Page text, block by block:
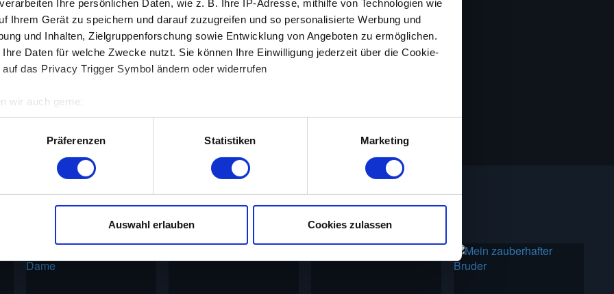
verarbeiten Ihre persönlichen Daten, wie z. B. Ihre IP-Adresse, mithilfe von Technologien wie
Ihrem Gerät zu speichern und darauf zuzugreifen und so personalisierte Werbung und
und Inhalten, Zielgruppenforschung sowie Entwicklung von Angeboten zu ermöglichen.
Daten für welche Zwecke nutzt. Sie können Ihre Einwilligung jederzeit über die Cookie-
das Privacy Trigger Symbol ändern oder widerrufen
wir auch gerne:
geografische Lage erfassen, welche bis auf einige Meter genau sein können
Scannen nach bestimmten Merkmalen (Fingerprinting) identifizieren
Ihre persönlichen Daten verarbeitet werden, und legen Sie Ihre Präferenzen imAbschnitt
kannst du Spielfilme aus den Jahren 1910 bis 2010 kostenlos ansehen. Bitte beachte,
unserer zahlreichen Werbepartner nicht möglich ist. Wir verwenden Cookies, um
Werbung und Analysen weiter. Unsere Partner führen diese Informationen
Präferenzen Statistiken Marketing
Auswahl erlauben Cookies zulassen
Korda